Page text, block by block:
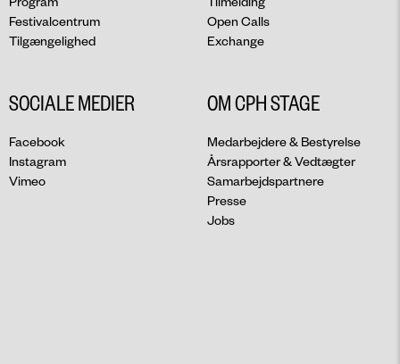
Festivalcentrum
Tilgængelighed
Open Calls
Exchange
SOCIALE MEDIER
Facebook
Instagram
Vimeo
OM CPH STAGE
Medarbejdere & Bestyrelse
Årsrapporter & Vedtægter
Samarbejdspartnere
Presse
Jobs